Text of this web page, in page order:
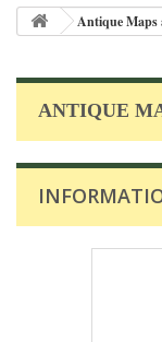
Antique Maps
ANTIQUE